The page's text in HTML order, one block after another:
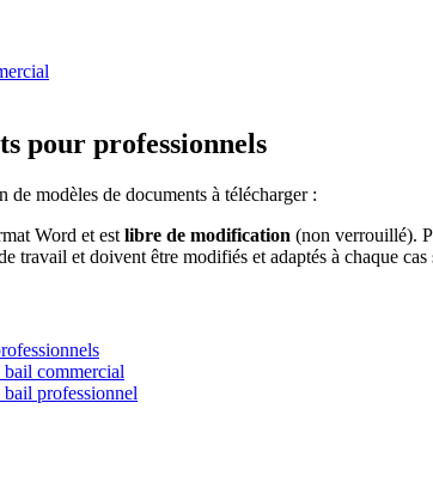
pour professionnels
modèles de documents à télécharger :
Word et est libre de modification (non verrouillé).
travail et doivent être modifiés et adaptés à chaque
commercial
professionnel